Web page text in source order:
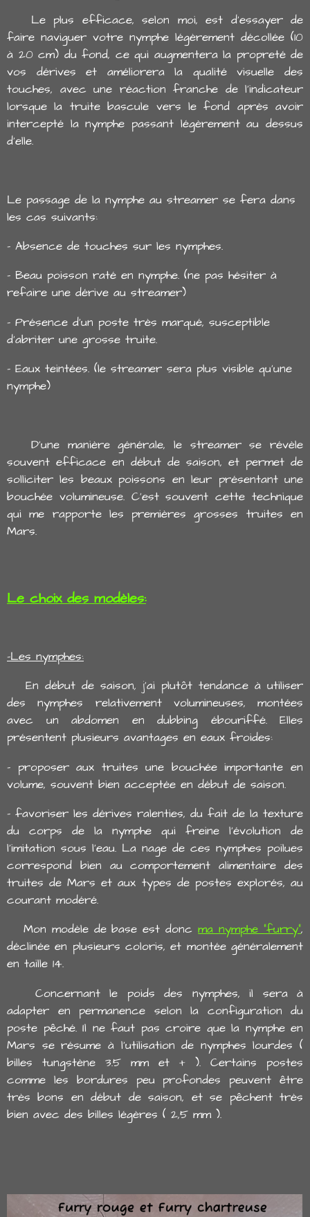
Le plus efficace, selon moi, est d'essayer de
faire naviguer votre nymphe légèrement décollée (10
à 20 cm) du fond, ce qui augmentera la propreté de
vos dérives et améliorera la qualité visuelle des
touches, avec une réaction franche de l'indicateur
lorsque la truite bascule vers le fond après avoir
intercepté la nymphe passant légèrement au dessus
d'elle.
Le passage de la nymphe au streamer se fera dans
les cas suivants:
- Absence de touches sur les nymphes.
- Beau poisson raté en nymphe. (ne pas hésiter à
refaire une dérive au streamer)
- Présence d'un poste très marqué, susceptible
d'abriter une grosse truite.
- Eaux teintées. (le streamer sera plus visible qu'une
nymphe)
D'une manière générale, le streamer se révèle
souvent efficace en début de saison, et permet de
solliciter les beaux poissons en leur présentant une
bouchée volumineuse. C'est souvent cette technique
qui me rapporte les premières grosses truites en
Mars.
Le choix des modèles:
-Les nymphes:
En début de saison, j'ai plutôt tendance à utiliser
des nymphes relativement volumineuses, montées
avec un abdomen en dubbing ébouriffé. Elles
présentent plusieurs avantages en eaux froides:
- proposer aux truites une bouchée importante en
volume, souvent bien acceptée en début de saison.
- favoriser les dérives ralenties, du fait de la texture
du corps de la nymphe qui freine l'évolution de
l'imitation sous l'eau. La nage de ces nymphes poilues
correspond bien au comportement alimentaire des
truites de Mars et aux types de postes explorés, au
courant modéré.
Mon modèle de base est doncma nymphe "furry",
déclinée en plusieurs coloris, et montée généralement
en taille 14.
Concernant le poids des nymphes, il sera à
adapter en permanence selon la configuration du
poste pêché. Il ne faut pas croire que la nymphe en
Mars se résume à l'utilisation de nymphes lourdes (
billes tungstène 3.5 mm et + ). Certains postes
comme les bordures peu profondes peuvent être
très bons en début de saison, et se pêchent très
bien avec des billes légères ( 2,5 mm ).